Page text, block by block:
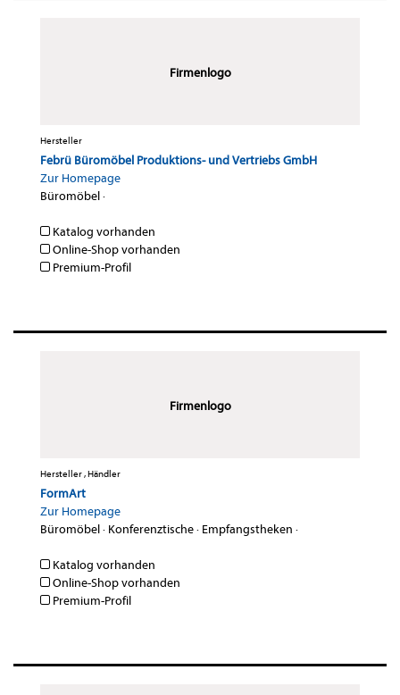
Firmenlogo
Hersteller
Febrü Büromöbel Produktions- und Vertriebs GmbH
Zur Homepage
Büromöbel·
Katalog vorhanden
Online-Shop vorhanden
Premium-Profil
Firmenlogo
Hersteller , Händler
FormArt
Zur Homepage
Büromöbel· Konferenztische· Empfangstheken ·
Katalog vorhanden
Online-Shop vorhanden
Premium-Profil